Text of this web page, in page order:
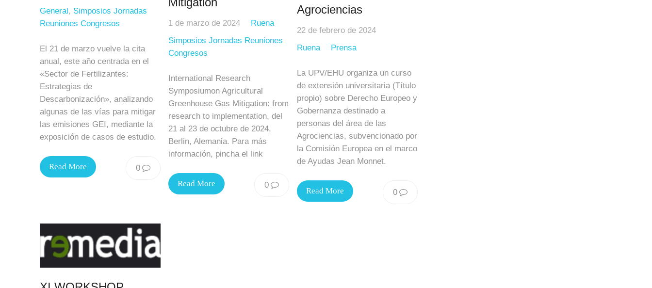
General, Simposios Jornadas
Reuniones Congresos
El 21 de marzo vuelve la cita
anual, este año centrada en el
«Sector de Fertilizantes:
Estrategias de
Descarbonización», analizando
algunas de las vías para mitigar
las emisiones GEI, mediante la
exposición de casos de estudio.
0
Read More
Mitigation
1 de marzo de 2024
Ruena
Simposios Jornadas Reuniones
Congresos
International Research
Symposiumon Agricultural
Greenhouse Gas Mitigation: from
research to implementation, del
21 al 23 de octubre de 2024,
Berlin, Alemania. Para más
información, pincha el link
0
Read More
Agrociencias
22 de febrero de 2024
Ruena
Prensa
La UPV/EHU organiza un curso
de extensión universitaria (Título
propio) sobre Derecho Europeo y
Gobernanza destinado a
personas del área de las
Agrociencias, subvencionado por
la Comisión Europea en el marco
de Ayudas Jean Monnet.
0
Read More